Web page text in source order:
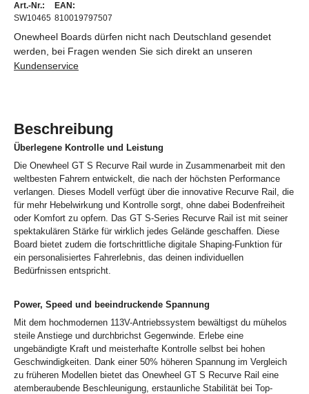
Art.-Nr.:
SW10465
EAN:
810019797507
Onewheel Boards dürfen nicht nach Deutschland gesendet
werden, bei Fragen wenden Sie sich direkt an unseren
Kundenservice
Beschreibung
Überlegene Kontrolle und Leistung
Die Onewheel GT S Recurve Rail wurde in Zusammenarbeit mit den
weltbesten Fahrern entwickelt, die nach der höchsten Performance
verlangen. Dieses Modell verfügt über die innovative Recurve Rail, die
für mehr Hebelwirkung und Kontrolle sorgt, ohne dabei Bodenfreiheit
oder Komfort zu opfern. Das GT S-Series Recurve Rail ist mit seiner
spektakulären Stärke für wirklich jedes Gelände geschaffen. Diese
Board bietet zudem die fortschrittliche digitale Shaping-Funktion für
ein personalisiertes Fahrerlebnis, das deinen individuellen
Bedürfnissen entspricht.
Power, Speed und beeindruckende Spannung
Mit dem hochmodernen 113V-Antriebssystem bewältigst du mühelos
steile Anstiege und durchbrichst Gegenwinde. Erlebe eine
ungebändigte Kraft und meisterhafte Kontrolle selbst bei hohen
Geschwindigkeiten. Dank einer 50% höheren Spannung im Vergleich
zu früheren Modellen bietet das Onewheel GT S Recurve Rail eine
atemberaubende Beschleunigung, erstaunliche Stabilität bei Top-